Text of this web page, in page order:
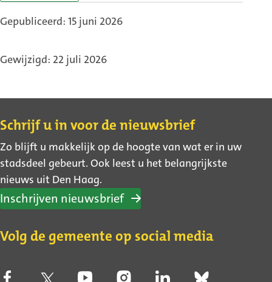
Gepubliceerd: 15 juni 2026
Gewijzigd: 22 juli 2026
Contact
Schrijf u in voor de nieuwsbrief
Zo blijft u makkelijk op de hoogte van wat er in uw
stadsdeel gebeurt. Ook leest u het belangrijkste
nieuws uit Den Haag.
Inschrijven nieuwsbrief
Volg de gemeente op social media